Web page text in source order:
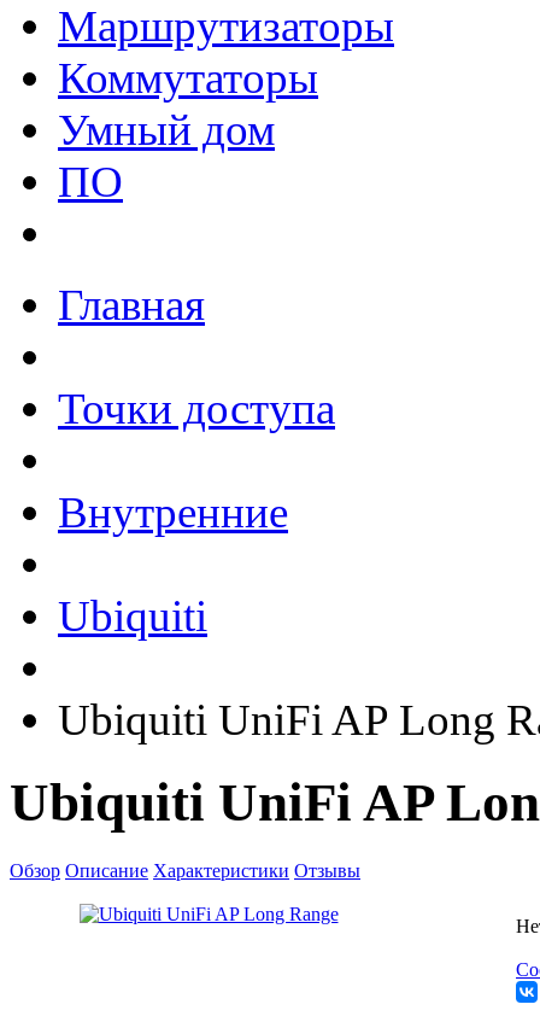
Маршрутизаторы
Коммутаторы
Умный дом
ПО
Главная
Точки доступа
Внутренние
Ubiquiti
Ubiquiti UniFi AP Long
Ubiquiti UniFi AP
Обзор Описание Характеристики Отзывы